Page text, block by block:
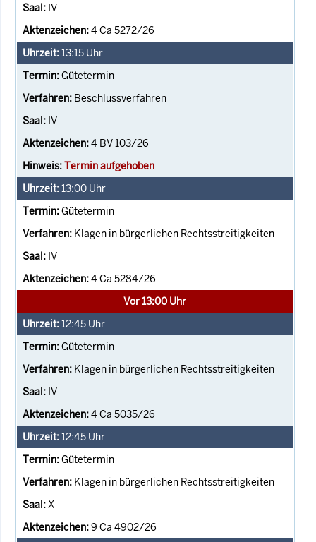
IV
4 Ca 5272/26
13:15 Uhr
Gütetermin
Beschlussverfahren
IV
4 BV 103/26
Termin aufgehoben
13:00 Uhr
Gütetermin
Klagen in bürgerlichen Rechtsstreitigkeiten
IV
4 Ca 5284/26
Vor 13:00 Uhr
12:45 Uhr
Gütetermin
Klagen in bürgerlichen Rechtsstreitigkeiten
IV
4 Ca 5035/26
12:45 Uhr
Gütetermin
Klagen in bürgerlichen Rechtsstreitigkeiten
X
9 Ca 4902/26